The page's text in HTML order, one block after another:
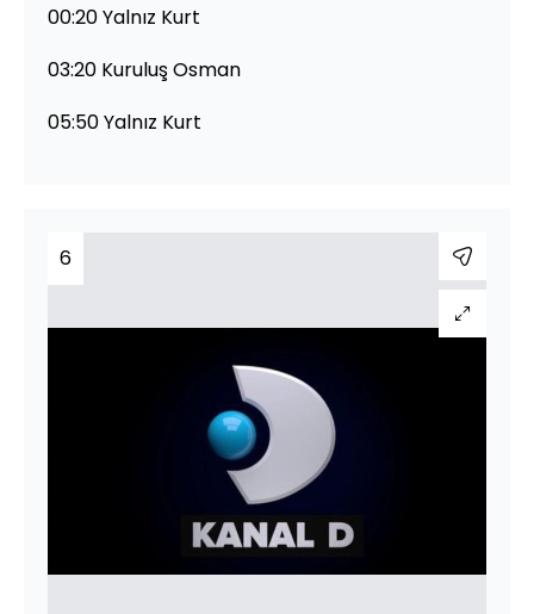
00:20 Yalnız Kurt
03:20 Kuruluş Osman
05:50 Yalnız Kurt
6